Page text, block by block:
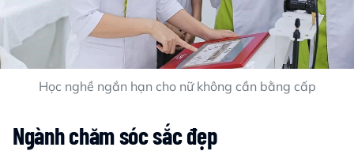
Học nghề ngắn hạn cho nữ không cần bằng cấp
Ngành chăm sóc sắc đẹp